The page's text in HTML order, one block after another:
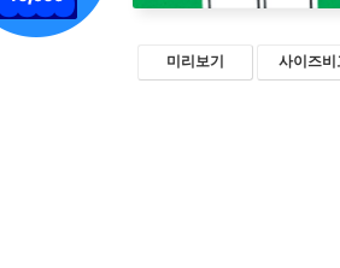
미리보기 사이즈비